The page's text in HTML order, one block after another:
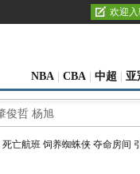
欢迎
NBA CBA 中超 亚
死亡航班 饲养蜘蛛侠 夺命房间